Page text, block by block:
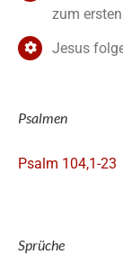
zum
Jesus
Psalmen
Psalm 104,1-23
Sprüche